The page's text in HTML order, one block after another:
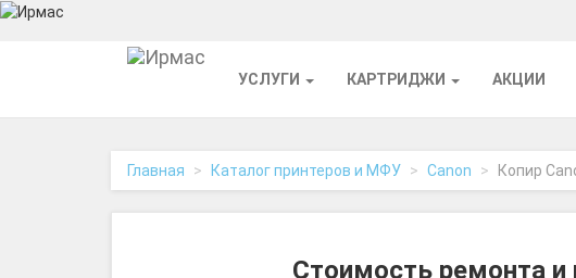
УСЛУГИ КАРТРИДЖИ АКЦИИ
Главная Каталог принтеров и МФУ Canon Копир
Стоимость ремонта и